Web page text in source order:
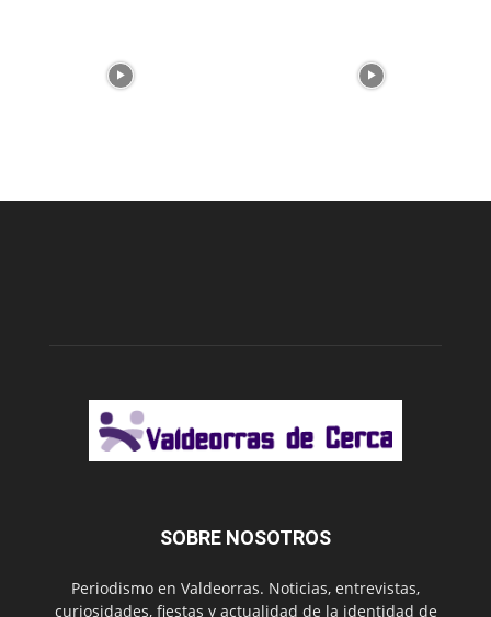
SOBRE NOSOTROS
Periodismo en Valdeorras. Noticias, entrevistas,
curiosidades, fiestas y actualidad de la identidad de